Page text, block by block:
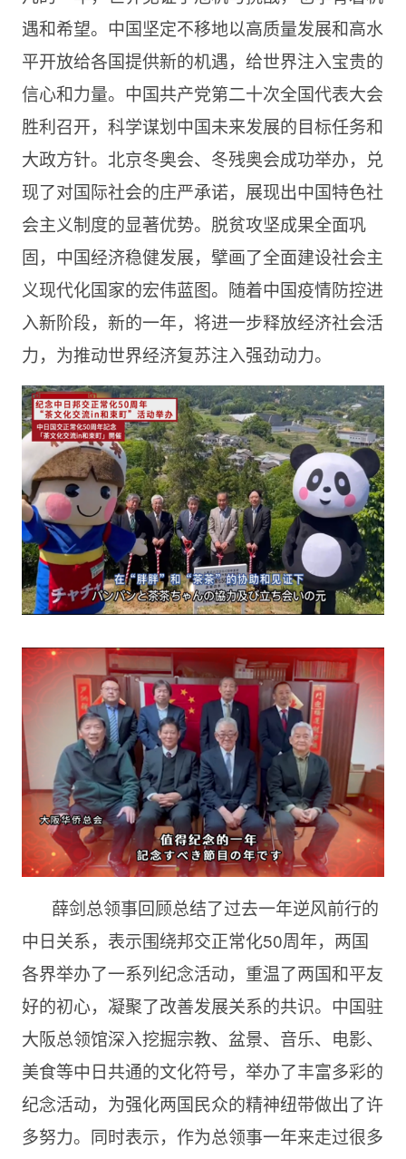
遇和希望。中国坚定不移地以高质量发展和高水
平开放给各国提供新的机遇，给世界注入宝贵的
信心和力量。中国共产党第二十次全国代表大会
胜利召开，科学谋划中国未来发展的目标任务和
大政方针。北京冬奥会、冬残奥会成功举办，兑
现了对国际社会的庄严承诺，展现出中国特色社
会主义制度的显著优势。脱贫攻坚成果全面巩
固，中国经济稳健发展，擘画了全面建设社会主
义现代化国家的宏伟蓝图。随着中国疫情防控进
入新阶段，新的一年，将进一步释放经济社会活
力，为推动世界经济复苏注入强劲动力。
薛剑总领事回顾总结了过去一年逆风前行的
中日关系，表示围绕邦交正常化50周年，两国
各界举办了一系列纪念活动，重温了两国和平友
好的初心，凝聚了改善发展关系的共识。中国驻
大阪总领馆深入挖掘宗教、盆景、音乐、电影、
美食等中日共通的文化符号，举办了丰富多彩的
纪念活动，为强化两国民众的精神纽带做出了许
多努力。同时表示，作为总领事一年来走过很多